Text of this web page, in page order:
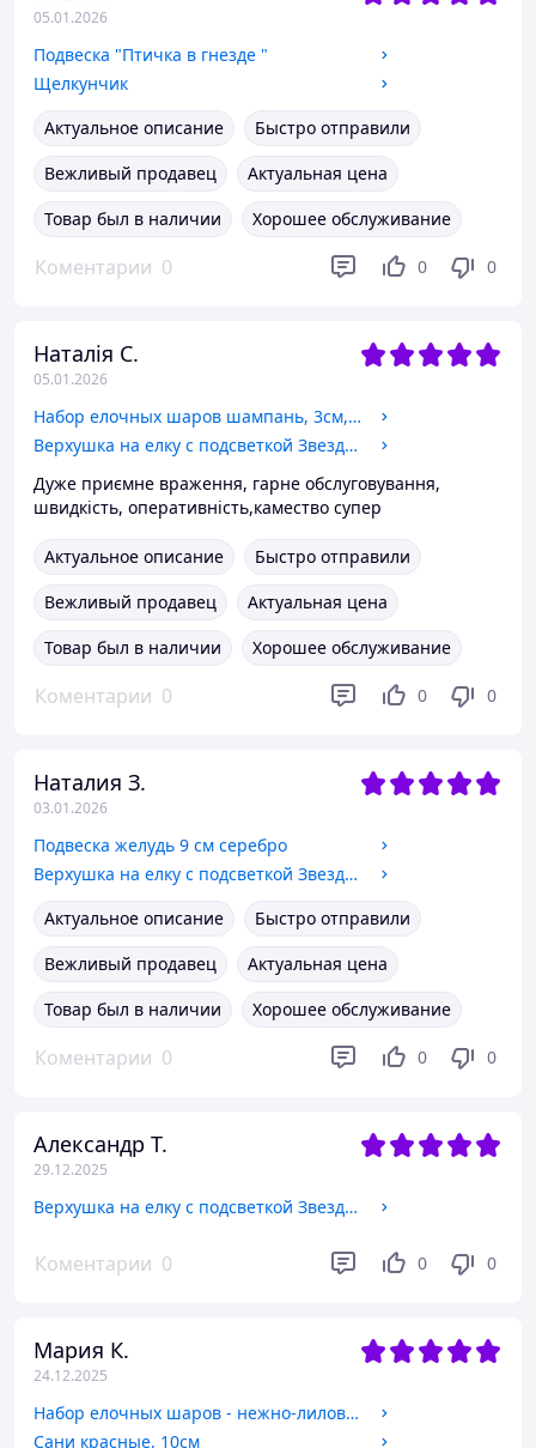
05.01.2026
Подвеска "Птичка в гнезде "
Щелкунчик
Актуальное описание
Быстро отправили
Вежливый продавец
Актуальная цена
Товар был в наличии
Хорошее обслуживание
Коментарии 0 0 0
Наталія С.
05.01.2026
Набор елочных шаров шампань, 3см, 20 шт
Верхушка на елку с подсветкой Звезда шампань
Дуже приємне враження, гарне обслуговування,
швидкість, оперативність,камество супер
Актуальное описание
Быстро отправили
Вежливый продавец
Актуальная цена
Товар был в наличии
Хорошее обслуживание
Коментарии 0 0 0
Наталия З.
03.01.2026
Подвеска желудь 9 см серебро
Верхушка на елку с подсветкой Звезда шампань
Актуальное описание
Быстро отправили
Вежливый продавец
Актуальная цена
Товар был в наличии
Хорошее обслуживание
Коментарии 0 0 0
Александр Т.
29.12.2025
Верхушка на елку с подсветкой Звезда шампань
Коментарии 0 0 0
Мария К.
24.12.2025
Набор елочных шаров - нежно-лиловый, 6см, 6 шт
Сани красные, 10см